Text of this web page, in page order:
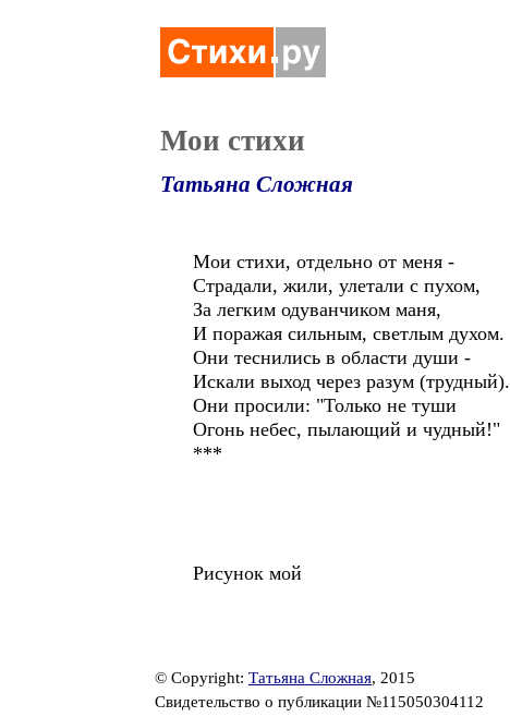
Мои стихи
Татьяна Сложная
Мои стихи, отдельно от меня -
Страдали, жили, улетали с пухом,
За легким одуванчиком маня,
И поражая сильным, светлым духом.
Они теснились в области души -
Искали выход через разум (трудный).
Они просили: "Только не туши
Огонь небес, пылающий и чудный!"
***
Рисунок мой
© Copyright: Татьяна Сложная, 2015
Свидетельство о публикации №115050304112